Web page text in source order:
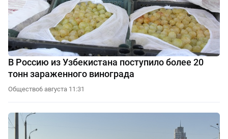
В Россию из Узбекистана поступило более 20
тонн зараженного винограда
Общество6 августа 11:31